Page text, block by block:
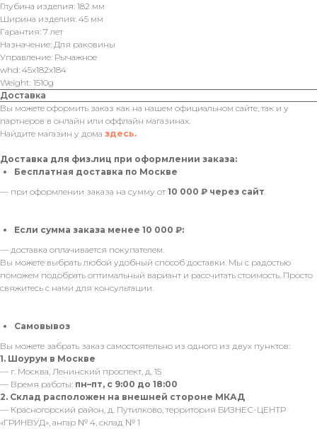
Глубина изделия: 182 мм
Ширина изделия: 45 мм
Гарантия: 7 лет
Назначение: Для раковины
Управление: Рычажное
whd: 45x182x184
Weight: 1510g
Доставка
Вы можете оформить заказ как на нашем официальном сайте, так и у
партнеров в онлайн или оффлайн магазинах.
Найдите магазин у дома здесь.
Доставка для физ.лиц при оформлении заказа:
Бесплатная доставка по Москве
— при оформлении заказа на сумму от 10 000 ₽ через сайт.
Если сумма заказа менее 10 000 ₽:
— доставка оплачивается покупателем.
Вы можете выбрать любой удобный способ доставки. Мы с радостью
поможем подобрать оптимальный вариант и рассчитать стоимость. Просто
свяжитесь с нами для консультации.
Самовывоз
Вы можете забрать заказ самостоятельно из одного из двух пунктов:
1. Шоурум в Москве
— г. Москва, Ленинский проспект, д. 15
— Время работы: пн–пт, с 9:00 до 18:00
2. Склад расположен на внешней стороне МКАД
— Красногорский район, д. Путилково, территория БИЗНЕС-ЦЕНТР
«ГРИНВУД», ангар № 4, склад № 1